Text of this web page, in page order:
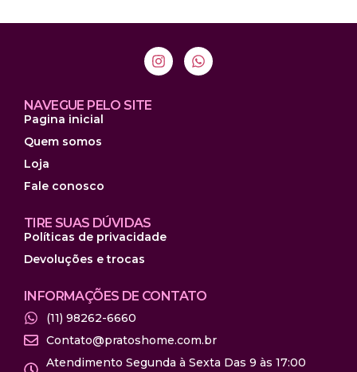
NAVEGUE PELO SITE
Pagina inicial
Quem somos
Loja
Fale conosco
TIRE SUAS DÚVIDAS
Políticas de privacidade
Devoluções e trocas
INFORMAÇÕES DE CONTATO
(11) 98262-6660
Contato@pratoshome.com.br
Atendimento Segunda à Sexta Das 9 às 17:00